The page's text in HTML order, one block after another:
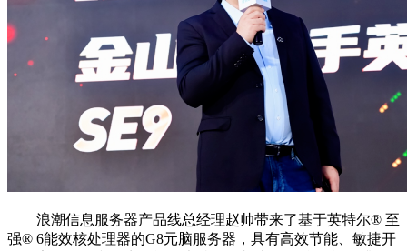
浪潮信息服务器产品线总经理赵帅带来了基于英特尔®️ 至
强®️ 6能效核处理器的G8元脑服务器，具有高效节能、敏捷开